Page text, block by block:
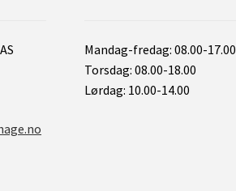
Mandag-fredag: 08.00-17.00
Torsdag: 08.00-18.00
Lørdag: 10.00-14.00